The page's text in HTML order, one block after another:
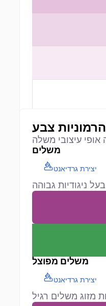
הרמוניות צבע
משלים
יצירת גרדיאנט
משלים מפוצל
יצירת גרדיאנט